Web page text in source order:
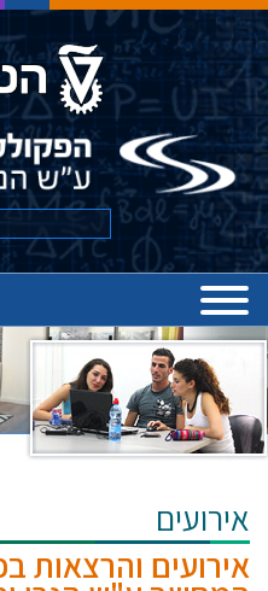
אירועים
אירועים והרצאות